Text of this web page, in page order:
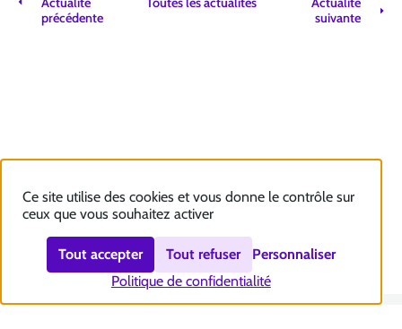
précédente
suivante
Ce site utilise des cookies et vous donne le contrôle sur
ceux que vous souhaitez activer
Tout accepter Tout refuser
Personnaliser
Politique de confidentialité